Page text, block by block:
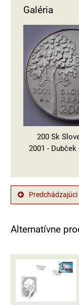
Galéria
200 Sk
2001 - Dubček
Alternatívne